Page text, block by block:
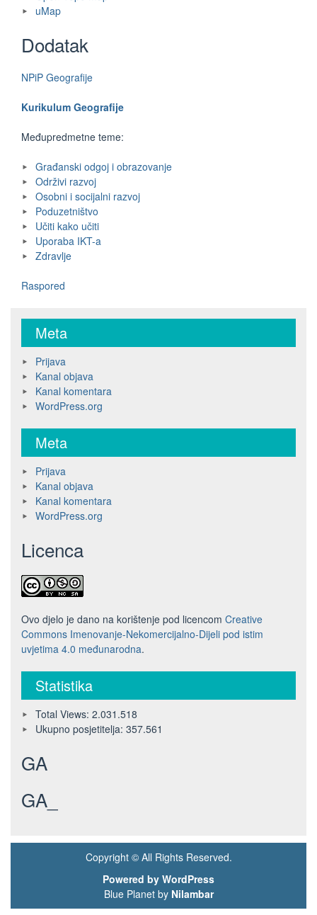
uMap
Dodatak
NPiP Geografije
Kurikulum Geografije
Međupredmetne teme:
Građanski odgoj i obrazovanje
Održivi razvoj
Osobni i socijalni razvoj
Poduzetništvo
Učiti kako učiti
Uporaba IKT-a
Zdravlje
Raspored
Meta
Prijava
Kanal objava
Kanal komentara
WordPress.org
Meta
Prijava
Kanal objava
Kanal komentara
WordPress.org
Licenca
Ovo djelo je dano na korištenje pod licencom Creative
Commons Imenovanje-Nekomercijalno-Dijeli pod istim
uvjetima 4.0 međunarodna.
Statistika
Total Views: 2.031.518
Ukupno posjetitelja: 357.561
GA
GA_
Copyright © All Rights Reserved.
Powered by WordPress
Blue Planet by Nilambar